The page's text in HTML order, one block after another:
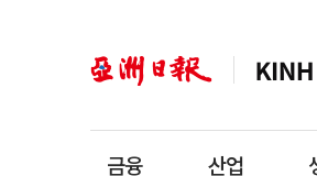
금융 산업